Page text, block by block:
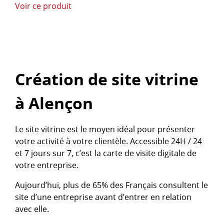
Voir ce produit
Création de site vitrine
à Alençon
Le site vitrine est le moyen idéal pour présenter
votre activité à votre clientèle. Accessible 24H / 24
et 7 jours sur 7, c’est la carte de visite digitale de
votre entreprise.
Aujourd’hui, plus de 65% des Français consultent le
site d’une entreprise avant d’entrer en relation
avec elle.